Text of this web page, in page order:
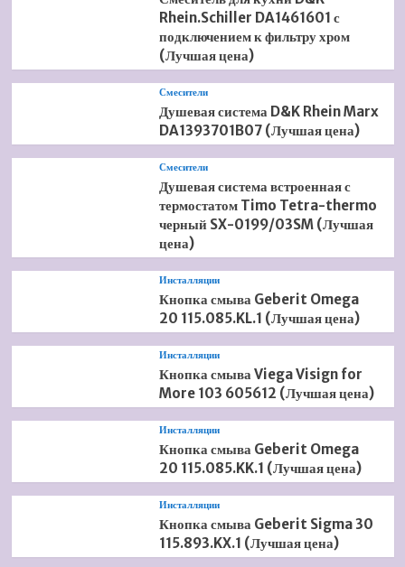
Rhein.Schiller DA1461601 с
подключением к фильтру хром
(Лучшая цена)
Смесители
Душевая система D&K Rhein Marx
DA1393701B07 (Лучшая цена)
Смесители
Душевая система встроенная с
термостатом Timo Tetra-thermo
черный SX-0199/03SM (Лучшая
цена)
Инсталляции
Кнопка смыва Geberit Omega
20 115.085.KL.1 (Лучшая цена)
Инсталляции
Кнопка смыва Viega Visign for
More 103 605612 (Лучшая цена)
Инсталляции
Кнопка смыва Geberit Omega
20 115.085.KK.1 (Лучшая цена)
Инсталляции
Кнопка смыва Geberit Sigma 30
115.893.KX.1 (Лучшая цена)